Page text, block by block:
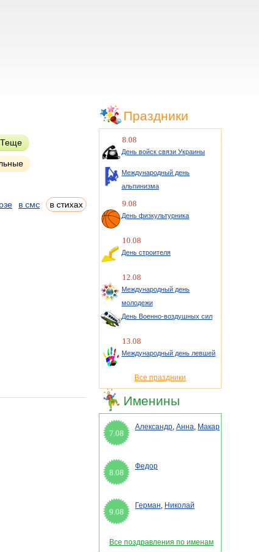
Теще
в смс в стихах
Праздники
8.08
День войск связи Украины
Международный день
альпинизма
9.08
День физкультурника
10.08
День строителя
12.08
Международный день
молодежи
День Военно-воздушных сил
13.08
Международный день левшей
Все праздники
Именины
7.08
Александр, Анна, Макар
8.08
Федор
9.08
Герман, Николай
Все поздравления по именам